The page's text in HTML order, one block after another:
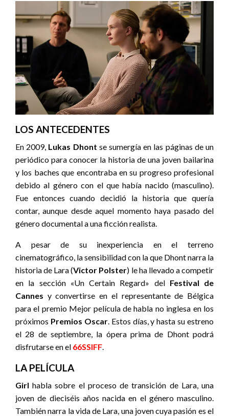
LOS ANTECEDENTES
En 2009, Lukas Dhont se sumergía en las páginas de un
periódico para conocer la historia de una joven bailarina
y los baches que encontraba en su progreso profesional
debido al género con el que había nacido (masculino).
Fue entonces cuando decidió la historia que quería
contar, aunque desde aquel momento haya pasado del
género documental a una ficción realista.
A pesar de su inexperiencia en el terreno
cinematográfico, la sensibilidad con la que Dhont narra la
historia de Lara (Victor Polster) le ha llevado a competir
en la sección «Un Certain Regard» del Festival de
Cannes y convertirse en el representante de Bélgica
para el premio Mejor película de habla no inglesa en los
próximos Premios Oscar. Estos días, y hasta su estreno
el 28 de septiembre, la ópera prima de Dhont podrá
disfrutarse en el 66SSIFF.
LA PELÍCULA
Girl habla sobre el proceso de transición de Lara, una
joven de dieciséis años nacida en el género masculino.
También narra la vida de Lara, una joven cuya pasión es el